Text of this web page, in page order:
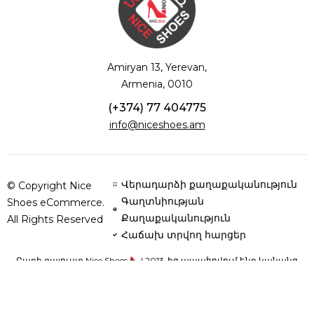
Amiryan 13, Yerevan,
Armenia, 0010
(+374) 77 404775
info@niceshoes.am
© Copyright Nice
Shoes eCommerce.
All Rights Reserved
Վերադարձի քաղաքականություն
Գաղտնիության
Քաղաքականություն
Հաճախ տրվող հարցեր
Բարի գալուստ Nice Shoes
| 2013-ից ապահովում ենք կանանց